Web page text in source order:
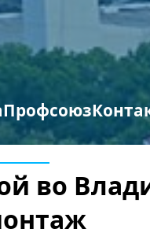
Профсоюз
во